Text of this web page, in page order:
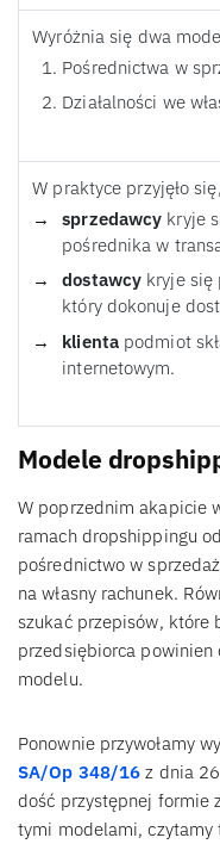
Wyróżnia się dwa
Pośrednictwa w
Działalności we
W praktyce przyjęło
sprzedawcy kryje
pośrednika w
dostawcy kryje się
który dokonuje
klientapodmiot
internetowym.
Modele
W poprzednim akapicie
ramach dropshippingu
pośrednictwo w
na własny rachunek.
szukać przepisów, które
przedsiębiorca powinien
modelu.
Ponownie przywołamy
SA/Op 348/16 z dnia
dość przystępnej formie
tymi modelami,